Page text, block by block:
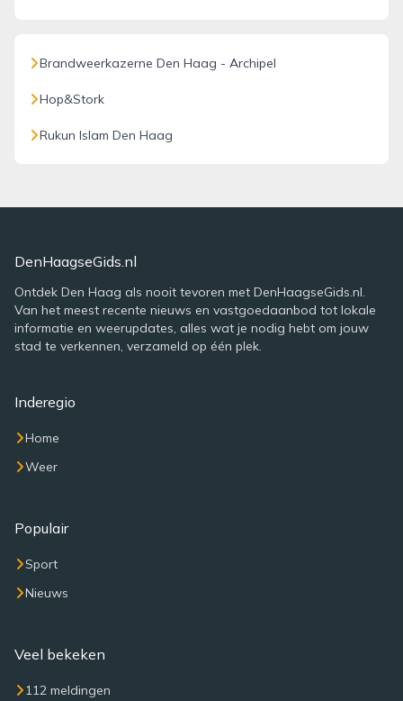
Brandweerkazerne Den Haag - Archipel
Hop&Stork
Rukun Islam Den Haag
DenHaagseGids.nl
Ontdek Den Haag als nooit tevoren met DenHaagseGids.nl.
Van het meest recente nieuws en vastgoedaanbod tot lokale
informatie en weerupdates, alles wat je nodig hebt om jouw
stad te verkennen, verzameld op één plek.
Inderegio
Home
Weer
Populair
Sport
Nieuws
Veel bekeken
112 meldingen